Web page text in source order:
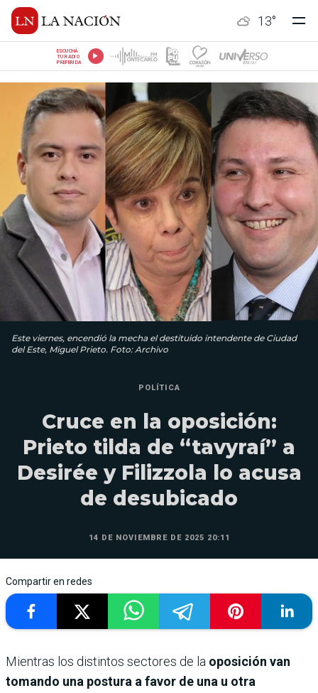
13°
ESCUCHÁ
TU RADIO
PREFERIDA
Este viernes, encendió la mecha el destituido intendente de Ciudad
del Este, Miguel Prieto. Foto: Archivo
POLÍTICA
Cruce en la oposición:
Prieto tilda de “tavyraí” a
Desirée y Filizzola lo acusa
de desubicado
14 DE NOVIEMBRE DE 2025 20:11
Compartir en redes
Mientras los distintos sectores de la oposición van
tomando una postura a favor de una u otra